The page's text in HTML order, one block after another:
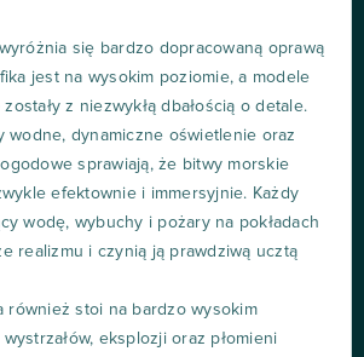
się bardzo dopracowaną oprawą
jest na wysokim poziomie, a modele
z niezwykłą dbałością o detale.
wodne, dynamiczne oświetlenie oraz
sprawiają, że bitwy morskie
efektownie i immersyjnie. Każdy
wodę, wybuchy i pożary na pokładach
realizmu i czynią ją prawdziwą ucztą
również stoi na bardzo wysokim
eksplozji oraz płomieni